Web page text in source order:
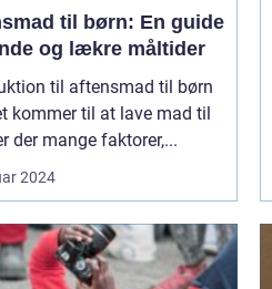
til børn: En guide
og lækre måltider
til aftensmad til børn
kommer til at lave mad til
der mange faktorer,...
2024